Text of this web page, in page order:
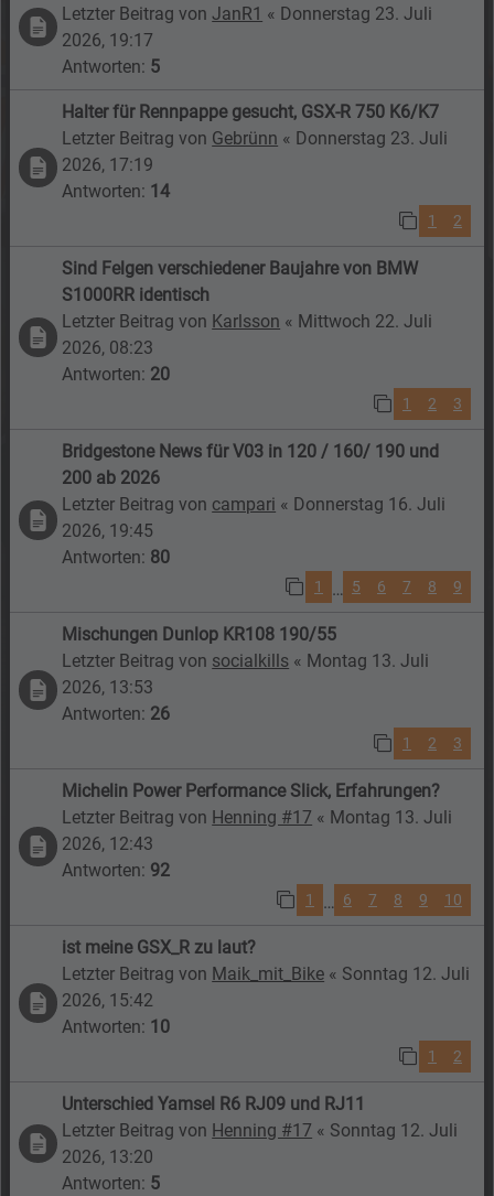
Letzter Beitrag vonJanR1 « Donnerstag 23. Juli
2026, 19:17
Antworten: 5
Halter für Rennpappe gesucht, GSX-R 750 K6/K7
Letzter Beitrag von Gebrünn « Donnerstag 23. Juli
2026, 17:19
Antworten: 14
1 2
Sind Felgen verschiedener Baujahre von BMW
S1000RR identisch
Letzter Beitrag von Karlsson « Mittwoch 22. Juli
2026, 08:23
Antworten: 20
1 2 3
Bridgestone News für V03 in 120 / 160/ 190 und
200 ab 2026
Letzter Beitrag von campari « Donnerstag 16. Juli
2026, 19:45
Antworten: 80
1 … 5 6 7 8 9
Mischungen Dunlop KR108 190/55
Letzter Beitrag von socialkills « Montag 13. Juli
2026, 13:53
Antworten: 26
1 2 3
Michelin Power Performance Slick, Erfahrungen?
Letzter Beitrag von Henning #17 « Montag 13. Juli
2026, 12:43
Antworten: 92
1 … 6 7 8 9 10
ist meine GSX_R zu laut?
Letzter Beitrag von Maik_mit_Bike « Sonntag 12. Juli
2026, 15:42
Antworten: 10
1 2
Unterschied Yamsel R6 RJ09 und RJ11
Letzter Beitrag von Henning #17 « Sonntag 12. Juli
2026, 13:20
Antworten: 5